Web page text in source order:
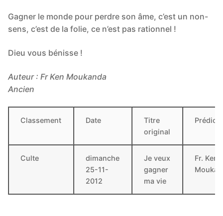
Gagner le monde pour perdre son âme, c’est un non-
sens, c’est de la folie, ce n’est pas rationnel !
Dieu vous bénisse !
Auteur : Fr Ken Moukanda
Ancien
Classement Date
Titre
original
Culte
dimanche
25-11-
2012
Je veux
gagner
ma vie
Fr. Ken